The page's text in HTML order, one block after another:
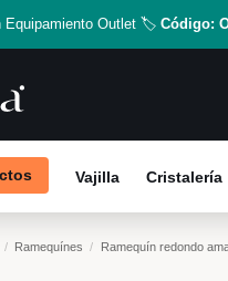
Equipamiento Outlet 🏷️ Código:
Vajilla Cristalería
Ramequínes Ramequín redondo